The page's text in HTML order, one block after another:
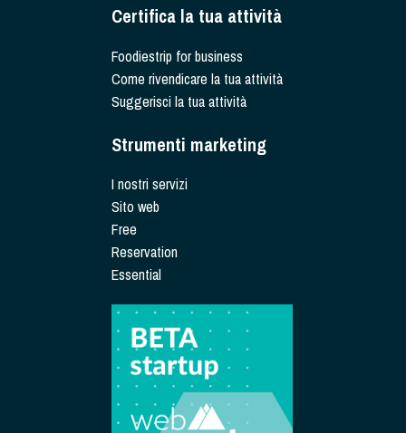
Certifica la tua attività
Foodiestrip for business
Come rivendicare la tua attività
Suggerisci la tua attività
Strumenti marketing
I nostri servizi
Sito web
Free
Reservation
Essential